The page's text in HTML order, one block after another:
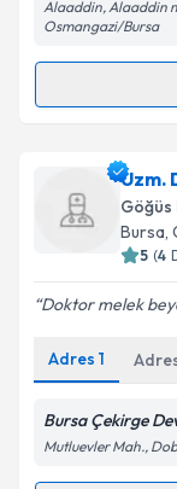
Alaaddin, Alaaddin
Osmangazi/Bursa
Randevu
Uzm. Dr.
oluşturun.
takvim
Metni
Uzm.
Göğüs
Bursa,
5 (4
Doktor melek
Adres 1
Bursa Çekirge
Mutluevler Mah.,